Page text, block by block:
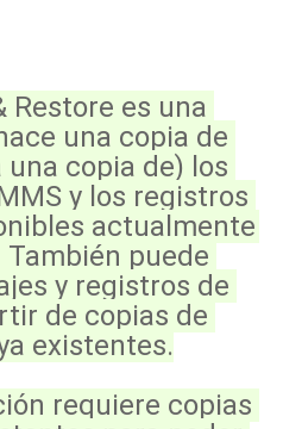
Restore es una
una copia de
copia de) los
y los registros
actualmente
puede
y registros de
de copias de
existentes.
requiere copias